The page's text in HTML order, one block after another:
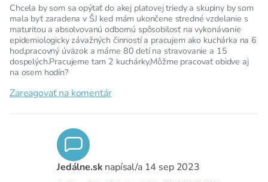
Chcela by som sa opýtať do akej platovej triedy a skupiny by som
mala byť zaradena v ŠJ ked mám ukončene stredné vzdelanie s
maturitou a absolvovanú odbornú spôsobilosť na vykonávanie
epidemiologicky závažných činností a pracujem ako kuchárka na 6
hod,pracovný úväzok a máme 80 detí na stravovanie a 15
dospelých.Pracujeme tam 2 kuchárky,Môžme pracovať obidve aj
na osem hodín?
Zareagovať na komentár
Jedálne.sk napísal/a 14 sep 2023